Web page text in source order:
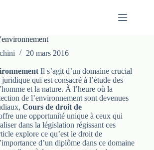
20 mars 2016
Il s’agit d’un domaine crucial
qui est consacré à l’étude des
et la nature. À l’heure où la
de l’environnement sont devenues
Cours de droit de
une opportunité unique à ceux qui
dans la législation régissant ces
explore ce qu’est le droit de
d’un diplôme dans ce domaine